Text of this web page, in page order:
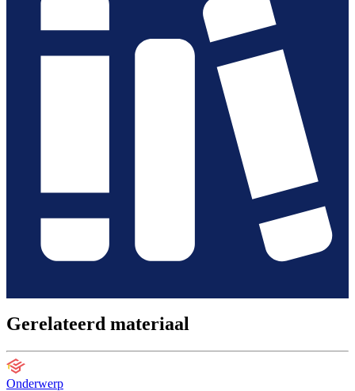
Gerelateerd materiaal
Onderwerp